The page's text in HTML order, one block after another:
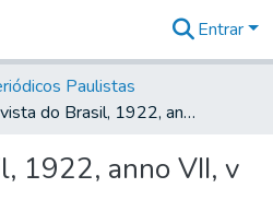
&
Coleções
Tudo na
Digital
Entrar
Paulistas
Revista do Brasil, 1922, anno VII, v XIX, n 76
1922, anno VII, v